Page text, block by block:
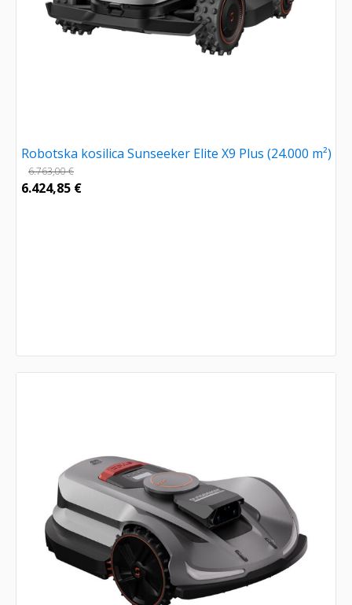
Robotska kosilica Sunseeker Elite X9 Plus (24.000 m²)
6.763,00€
6.424,85 €